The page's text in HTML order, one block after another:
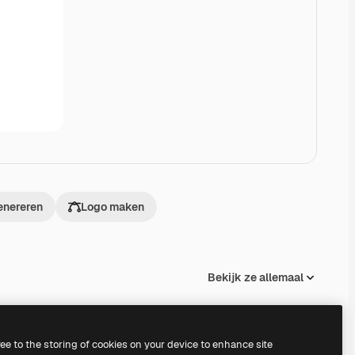
Logo maken
Bekijk ze allemaal
to the storing of cookies on your device to enhance site